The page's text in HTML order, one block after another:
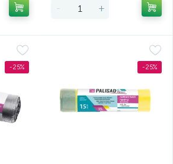
- +
-25% -25%